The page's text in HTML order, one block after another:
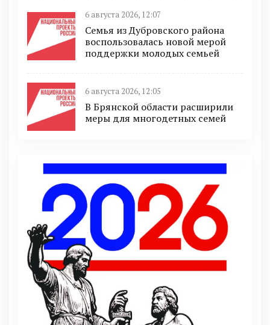
6 августа 2026, 12:07
Семья из Дубровского района
воспользовалась новой мерой
поддержки молодых семьей
6 августа 2026, 12:05
В Брянской области расширили
меры для многодетных семей